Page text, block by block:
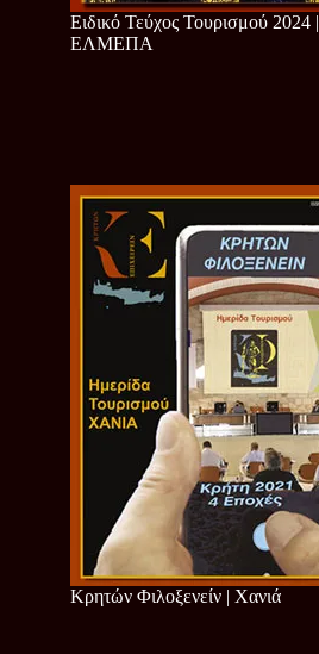
Ειδικό Τεύχος Τουρισμού 2024 |
ΕΛΜΕΠΑ
Κρητών Φιλοξενείν | Χανιά